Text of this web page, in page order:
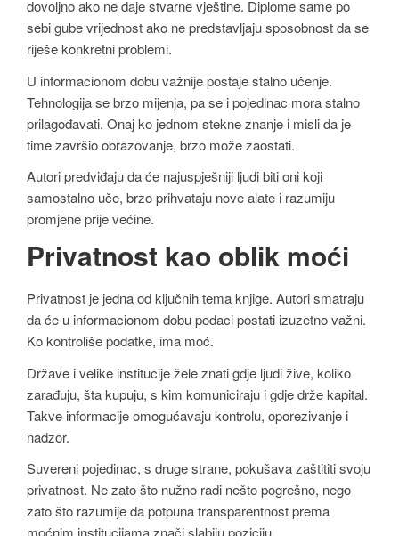
dovoljno ako ne daje stvarne vještine. Diplome same po
sebi gube vrijednost ako ne predstavljaju sposobnost da se
riješe konkretni problemi.
U informacionom dobu važnije postaje stalno učenje.
Tehnologija se brzo mijenja, pa se i pojedinac mora stalno
prilagođavati. Onaj ko jednom stekne znanje i misli da je
time završio obrazovanje, brzo može zaostati.
Autori predviđaju da će najuspješniji ljudi biti oni koji
samostalno uče, brzo prihvataju nove alate i razumiju
promjene prije većine.
Privatnost kao oblik moći
Privatnost je jedna od ključnih tema knjige. Autori smatraju
da će u informacionom dobu podaci postati izuzetno važni.
Ko kontroliše podatke, ima moć.
Države i velike institucije žele znati gdje ljudi žive, koliko
zarađuju, šta kupuju, s kim komuniciraju i gdje drže kapital.
Takve informacije omogućavaju kontrolu, oporezivanje i
nadzor.
Suvereni pojedinac, s druge strane, pokušava zaštititi svoju
privatnost. Ne zato što nužno radi nešto pogrešno, nego
zato što razumije da potpuna transparentnost prema
moćnim institucijama znači slabiju poziciju.